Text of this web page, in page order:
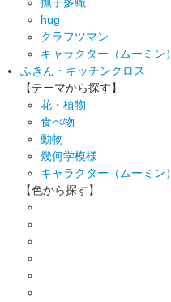
hug
クラフツマン
キャラクター（ムーミン）
ふきん・キッチンクロス
【テーマから探す】
花・植物
食べ物
動物
幾何学模様
キャラクター（ムーミン）
【色から探す】